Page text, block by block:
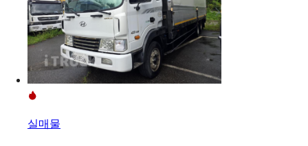
실매물